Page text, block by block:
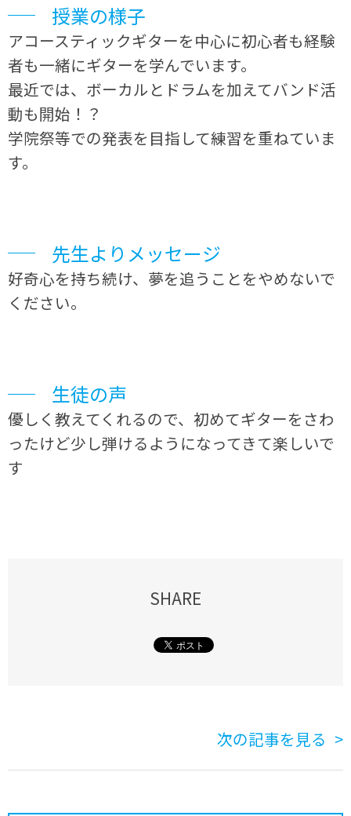
授業の様子
アコースティックギターを中心に初心者も経験
者も一緒にギターを学んでいます。
最近では、ボーカルとドラムを加えてバンド活
動も開始！？
学院祭等での発表を目指して練習を重ねていま
す。
先生よりメッセージ
好奇心を持ち続け、夢を追うことをやめないで
ください。
生徒の声
優しく教えてくれるので、初めてギターをさわ
ったけど少し弾けるようになってきて楽しいで
す
SHARE
次の記事を見る